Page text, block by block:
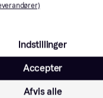
457 kr.
Eller 3 betalinger af 152 kr.
Indstillinger
Afvis alle
Accepter